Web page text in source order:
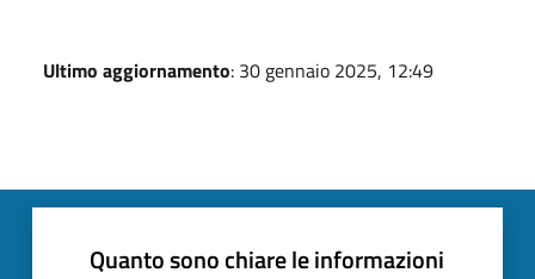
Ultimo aggiornamento: 30 gennaio 2025, 12:49
Quanto sono chiare le informazioni